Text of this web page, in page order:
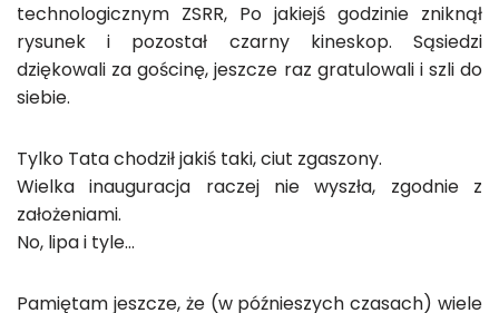
technologicznym ZSRR, Po jakiejś godzinie zniknął
rysunek i pozostał czarny kineskop. Sąsiedzi
dziękowali za gościnę, jeszcze raz gratulowali i szli do
siebie.
Tylko Tata chodził jakiś taki, ciut zgaszony.
Wielka inauguracja raczej nie wyszła, zgodnie z
założeniami.
No, lipa i tyle…
Pamiętam jeszcze, że (w późnieszych czasach) wiele